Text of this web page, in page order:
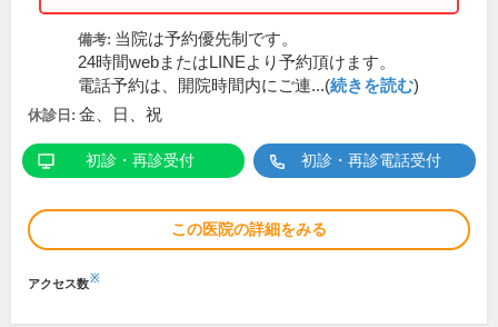
備考: 当院は予約優先制です。
24時間webまたはLINEより予約頂けます。
電話予約は、開院時間内にご連...(続きを読む)
休診日: 金、日、祝
初診・再診受付 初診・再診電話受付
この医院の詳細をみる
アクセス数※